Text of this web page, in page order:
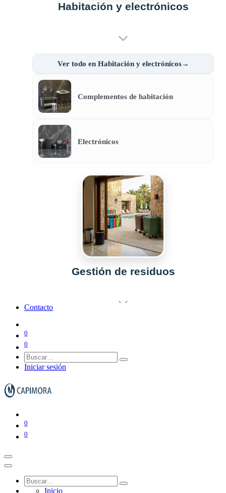
Habitación y electrónicos
Ver todo en Habitación y electrónicos→
Complementos de habitación
Electrónicos
Gestión de residuos
Papeleras y ceniceros
Contacto
0
0
Iniciar sesión
0
0
Inicio